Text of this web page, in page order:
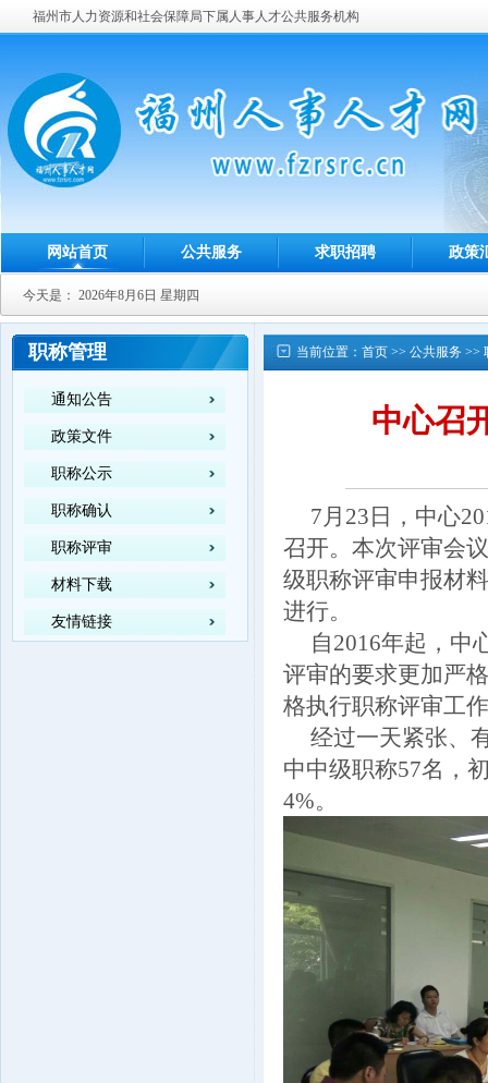
福州市人力资源和社会保障局下属人事人才公共服务机构
网站首页 公共服务 求职招聘 政策
今天是： 2026年8月6日 星期四
职称管理
通知公告
政策文件
职称公示
职称确认
职称评审
材料下载
友情链接
当前位置： 首页 >> 公共服务 >>
中心召
7月23日，中心
召开。本次评审会
级职称评审申报材
进行。
自2016年起，中
评审的要求更加严
格执行职称评审工
经过一天紧张、
中中级职称57名，
4%。